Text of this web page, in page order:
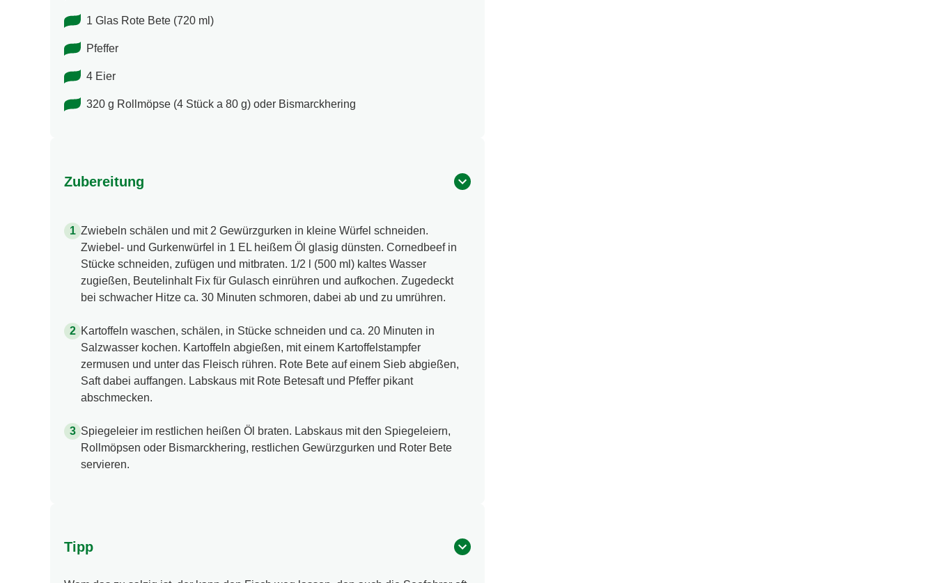
1 Glas Rote Bete (720 ml)
Pfeffer
4 Eier
320 g Rollmöpse (4 Stück a 80 g) oder Bismarckhering
Zubereitung
Zwiebeln schälen und mit 2 Gewürzgurken in kleine Würfel schneiden.
Zwiebel- und Gurkenwürfel in 1 EL heißem Öl glasig dünsten. Cornedbeef in
Stücke schneiden, zufügen und mitbraten. 1/2 l (500 ml) kaltes Wasser
zugießen, Beutelinhalt Fix für Gulasch einrühren und aufkochen. Zugedeckt
bei schwacher Hitze ca. 30 Minuten schmoren, dabei ab und zu umrühren.
Kartoffeln waschen, schälen, in Stücke schneiden und ca. 20 Minuten in
Salzwasser kochen. Kartoffeln abgießen, mit einem Kartoffelstampfer
zermusen und unter das Fleisch rühren. Rote Bete auf einem Sieb abgießen,
Saft dabei auffangen. Labskaus mit Rote Betesaft und Pfeffer pikant
abschmecken.
Spiegeleier im restlichen heißen Öl braten. Labskaus mit den Spiegeleiern,
Rollmöpsen oder Bismarckhering, restlichen Gewürzgurken und Roter Bete
servieren.
Tipp